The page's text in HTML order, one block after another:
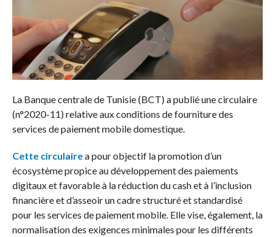
La Banque centrale de Tunisie (BCT) a publié une circulaire
(n°2020-11) relative aux conditions de fourniture des
services de paiement mobile domestique.
Cette circulairea pour objectif la promotion d’un
écosystème propice au développement des paiements
digitaux et favorable à la réduction du cash et à l’inclusion
financière et d’asseoir un cadre structuré et standardisé
pour les services de paiement mobile. Elle vise, également, la
normalisation des exigences minimales pour les différents